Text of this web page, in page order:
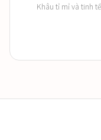
Khâu tỉ mỉ và tinh